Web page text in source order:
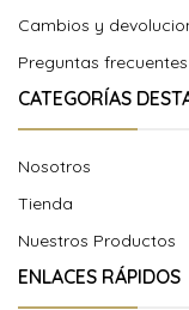
Cambios y
Preguntas frecuentes
CATEGORÍAS
Nosotros
Tienda
Nuestros Productos
ENLACES RÁPIDOS